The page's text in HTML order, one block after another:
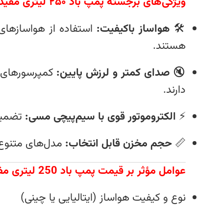
🛠️ هواساز باکیفیت: استفاده از
هستند.
🔇 صدای کمتر و لرزش پایین:
دارند.
⚡ الکتروموتور قوی با سیم‌پیچی مسی:
📏 حجم مخزن قابل انتخاب: مدل‌های متنوع با ظرفیت مخزن ۲۰۰ و ۲۵۰
عوامل مؤثر بر قیمت پمپ باد 250 لیتری مفیدی
نوع و کیفیت هواساز (ایتالیایی یا چینی)